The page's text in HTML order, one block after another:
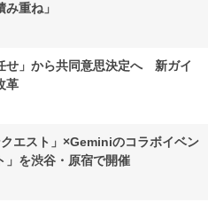
重ね」
せ」から共同意思決定へ 新ガイ
革
エスト」×Geminiのコラボイベン
」を渋谷・原宿で開催